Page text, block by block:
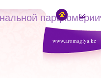
www.aromagiya.kz
парфюмерии